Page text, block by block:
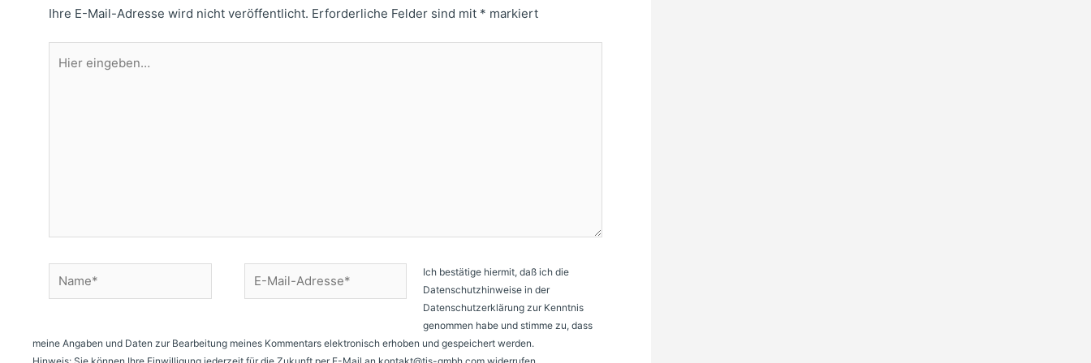
Ihre E-Mail-Adresse wird nicht veröffentlicht. Erforderliche Felder sind mit * markiert
eingeben…
Name*
E-
Mail-
Ich bestätige hiermit, daß ich die
Datenschutzhinweise in der
Datenschutzerklärung zur Kenntnis
genommen habe und stimme zu, dass
meine Angaben und Daten zur Bearbeitung meines Kommentars elektronisch erhoben und gespeichert werden.